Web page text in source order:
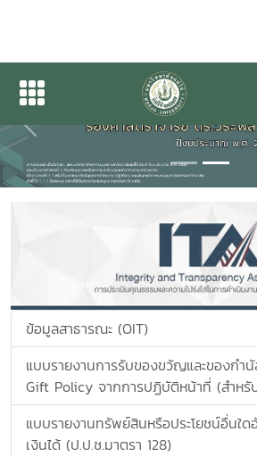
Previous
ข้อมูลสาธารณะ (OIT)
แบบรายงานการรับของขวัญและของกำ
Gift Policy จากการปฏิบัติหน้าที่ (สำหรั
แบบรายงานทรัพย์สินหรือประโยชน์อื่นใ
เงินได้ (ป.ป.ช.มาตรา 128)